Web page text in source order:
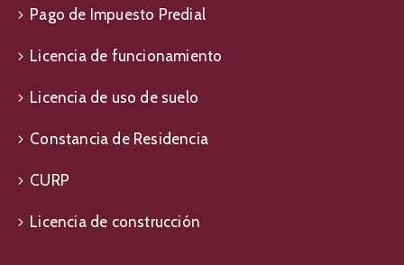
Pago de Impuesto Predial
Licencia de funcionamiento
Licencia de uso de suelo
Constancia de Residencia
CURP
Licencia de construcción